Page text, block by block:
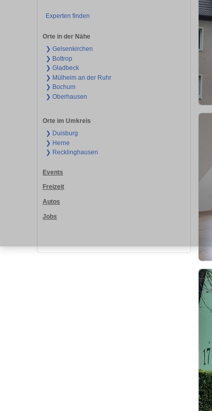
Experten finden
Orte in der Nähe
❯ Gelsenkirchen
❯ Bottrop
❯ Gladbeck
❯ Mülheim an der Ruhr
❯ Bochum
❯ Oberhausen
Orte im Umkreis
❯ Duisburg
❯ Herne
❯ Recklinghausen
Events
Freizeit
Autos
Jobs